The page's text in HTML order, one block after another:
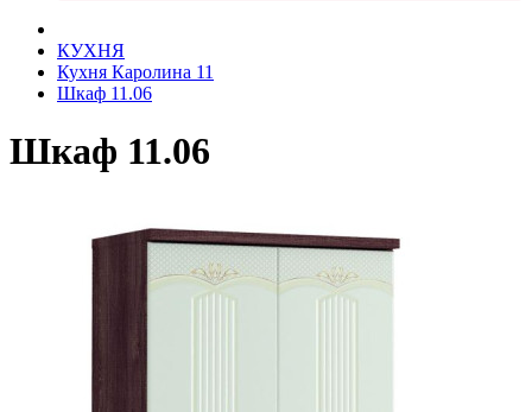
КУХНЯ
Кухня Каролина 11
Шкаф 11.06
Шкаф 11.06